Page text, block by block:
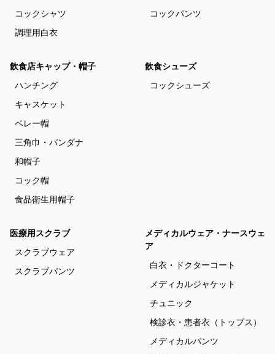
コックシャツ
調理用白衣
コックパンツ
飲食店キャップ・帽子
ハンチング
キャスケット
ベレー帽
三角巾・バンダナ
和帽子
コック帽
食品衛生用帽子
飲食シューズ
コックシューズ
医療用スクラブ
スクラブウェア
スクラブパンツ
メディカルウェア・ナースウェ
ア
白衣・ドクターコート
メディカルジャケット
チュニック
検診衣・患者衣（トップス）
メディカルパンツ